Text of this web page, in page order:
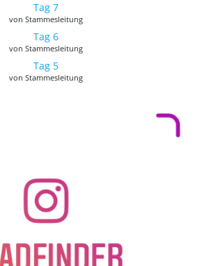
Tag 7
von Stammesleitung
Tag 6
von Stammesleitung
Tag 5
von Stammesleitung